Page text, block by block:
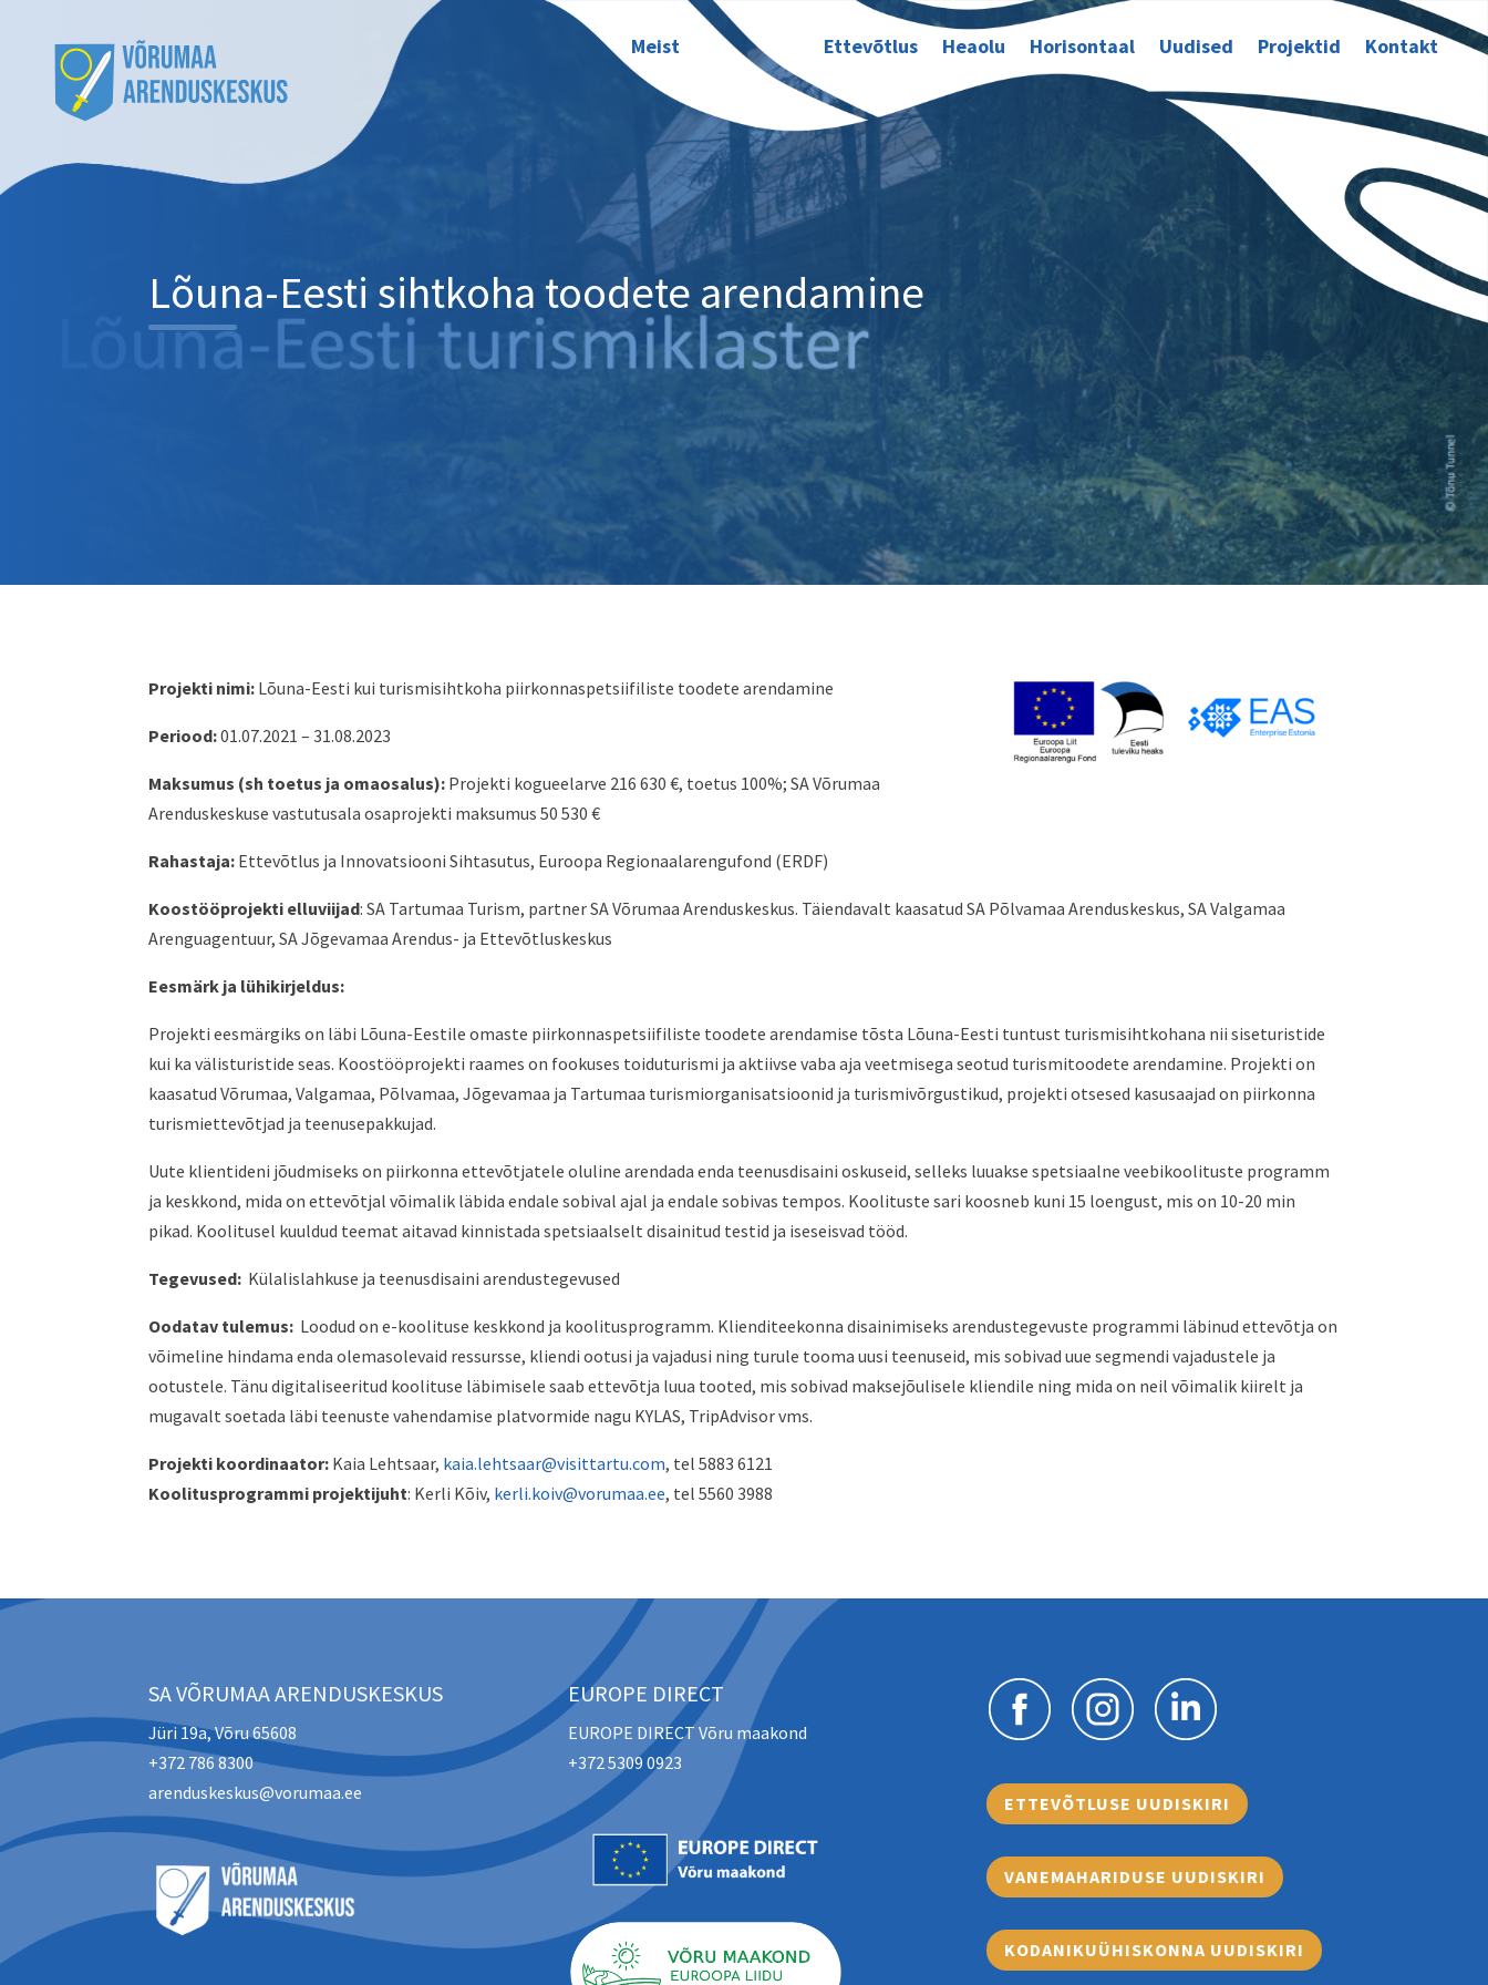
Meist Ettevõtlus Heaolu Horisontaal Uudised Projektid Kontakt
Lõuna-Eesti sihtkoha toodete arendamine
Projekti nimi: Lõuna-Eesti kui turismisihtkoha piirkonnaspetsiifiliste toodete arendamine
Periood:01.07.2021 – 31.08.2023
Maksumus (sh toetus ja omaosalus): Projekti kogueelarve 216 630 €, toetus 100%; SA Võrumaa
Arenduskeskuse vastutusala osaprojekti maksumus 50 530 €
Rahastaja: Ettevõtlus ja Innovatsiooni Sihtasutus, Euroopa Regionaalarengufond (ERDF)
Koostööprojekti elluviijad: SA Tartumaa Turism, partner SA Võrumaa Arenduskeskus. Täiendavalt kaasatud SA Põlvamaa Arenduskeskus, SA Valgamaa
Arenguagentuur, SA Jõgevamaa Arendus- ja Ettevõtluskeskus
Eesmärk ja lühikirjeldus:
Projekti eesmärgiks on läbi Lõuna-Eestile omaste piirkonnaspetsiifiliste toodete arendamise tõsta Lõuna-Eesti tuntust turismisihtkohana nii siseturistide
kui ka välisturistide seas. Koostööprojekti raames on fookuses toiduturismi ja aktiivse vaba aja veetmisega seotud turismitoodete arendamine. Projekti on
kaasatud Võrumaa, Valgamaa, Põlvamaa, Jõgevamaa ja Tartumaa turismiorganisatsioonid ja turismivõrgustikud, projekti otsesed kasusaajad on piirkonna
turismiettevõtjad ja teenusepakkujad.
Uute klientideni jõudmiseks on piirkonna ettevõtjatele oluline arendada enda teenusdisaini oskuseid, selleks luuakse spetsiaalne veebikoolituste programm
ja keskkond, mida on ettevõtjal võimalik läbida endale sobival ajal ja endale sobivas tempos. Koolituste sari koosneb kuni 15 loengust, mis on 10-20 min
pikad. Koolitusel kuuldud teemat aitavad kinnistada spetsiaalselt disainitud testid ja iseseisvad tööd.
Tegevused: Külalislahkuse ja teenusdisaini arendustegevused
Oodatav tulemus: Loodud on e-koolituse keskkond ja koolitusprogramm. Klienditeekonna disainimiseks arendustegevuste programmi läbinud ettevõtja on
võimeline hindama enda olemasolevaid ressursse, kliendi ootusi ja vajadusi ning turule tooma uusi teenuseid, mis sobivad uue segmendi vajadustele ja
ootustele. Tänu digitaliseeritud koolituse läbimisele saab ettevõtja luua tooted, mis sobivad maksejõulisele kliendile ning mida on neil võimalik kiirelt ja
mugavalt soetada läbi teenuste vahendamise platvormide nagu KYLAS, TripAdvisor vms.
Projekti koordinaator: Kaia Lehtsaar, kaia.lehtsaar@visittartu.com, tel 5883 6121
Koolitusprogrammi projektijuht: Kerli Kõiv, kerli.koiv@vorumaa.ee, tel 5560 3988
SA VÕRUMAA ARENDUSKESKUS
Jüri 19a, Võru 65608
+372 786 8300
arenduskeskus@vorumaa.ee
EUROPE DIRECT
EUROPE DIRECT Võru maakond
+372 5309 0923
ETTEVÕTLUSE UUDISKIRI
VANEMAHARIDUSE UUDISKIRI
KODANIKUÜHISKONNA UUDISKIRI